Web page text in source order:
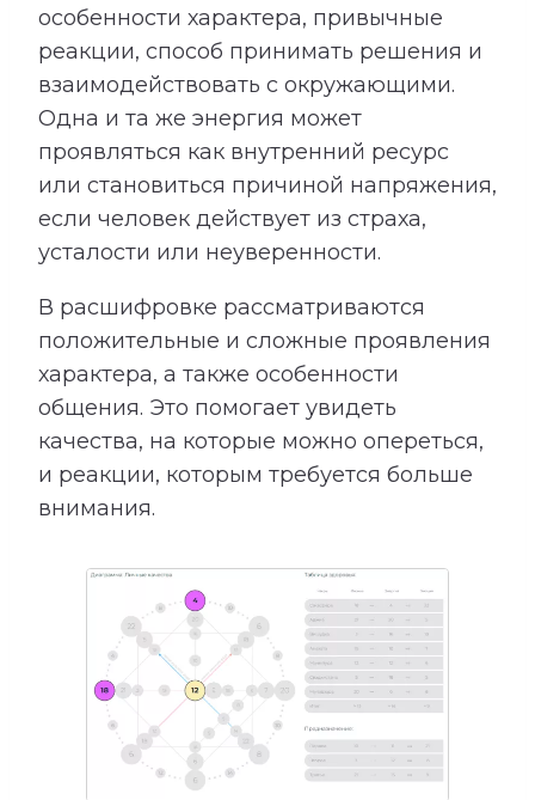
особенности характера, привычные
реакции, способ принимать решения и
взаимодействовать с окружающими.
Одна и та же энергия может
проявляться как внутренний ресурс
или становиться причиной напряжения,
если человек действует из страха,
усталости или неуверенности.
В расшифровке рассматриваются
положительные и сложные проявления
характера, а также особенности
общения. Это помогает увидеть
качества, на которые можно опереться,
и реакции, которым требуется больше
внимания.